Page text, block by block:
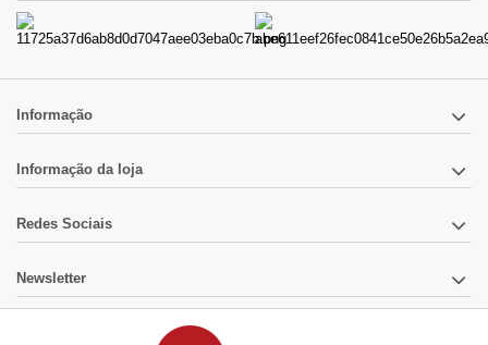
Informação
Informação da loja
Redes Sociais
Newsletter